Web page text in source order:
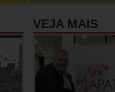
VEJA MAIS